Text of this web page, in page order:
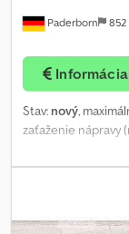
Paderborn 852
Stav: nový,
zaťaženie nápravy
výroby:2025,
prípade ďalších